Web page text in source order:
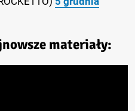
materiały: